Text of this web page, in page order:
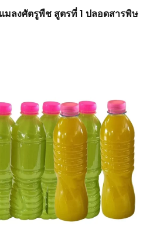
ลงศัตรูพืช สูตรที่ 1 ปลอดสารพิษ